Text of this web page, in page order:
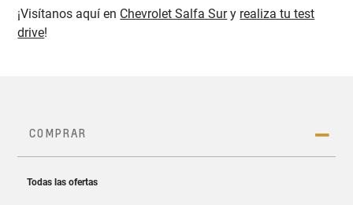
¡Visítanos aquí en Chevrolet Salfa Sury realiza tu test
drive!